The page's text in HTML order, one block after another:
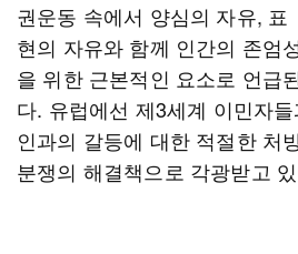
권운동 속에서 양심의 자유, 표
현의 자유와 함께 인간의 존엄
을 위한 근본적인 요소로 언급
다. 유럽에선 제3세계 이민자
인과의 갈등에 대한 적절한 처
분쟁의 해결책으로 각광받고